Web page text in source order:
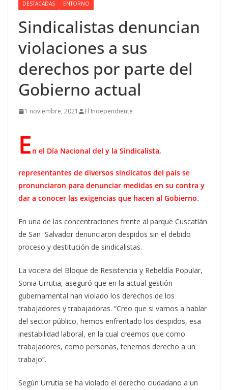
DESTACADAS ENTORNO
Sindicalistas denuncian
violaciones a sus
derechos por parte del
Gobierno actual
1 noviembre, 2021 El Independiente
E n el Día Nacional del y la Sindicalista,
representantes de diversos sindicatos del país se
pronunciaron para denunciar medidas en su contra y
dar a conocer las exigencias que hacen al Gobierno.
En una de las concentraciones frente al parque Cuscatlán
de San Salvador denunciaron despidos sin el debido
proceso y destitución de sindicalistas.
La vocera del Bloque de Resistencia y Rebeldía Popular,
Sonia Urrutia, aseguró que en la actual gestión
gubernamental han violado los derechos de los
trabajadores y trabajadoras. “Creo que si vamos a hablar
del sector público, hemos enfrentado los despidos, esa
inestabilidad laboral, en la cual creemos que como
trabajadores, como personas, tenemos derecho a un
trabajo”.
Según Urrutia se ha violado el derecho ciudadano a un